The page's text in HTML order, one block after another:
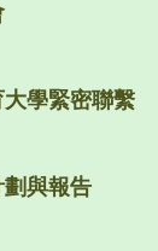
學緊密聯繫
與報告